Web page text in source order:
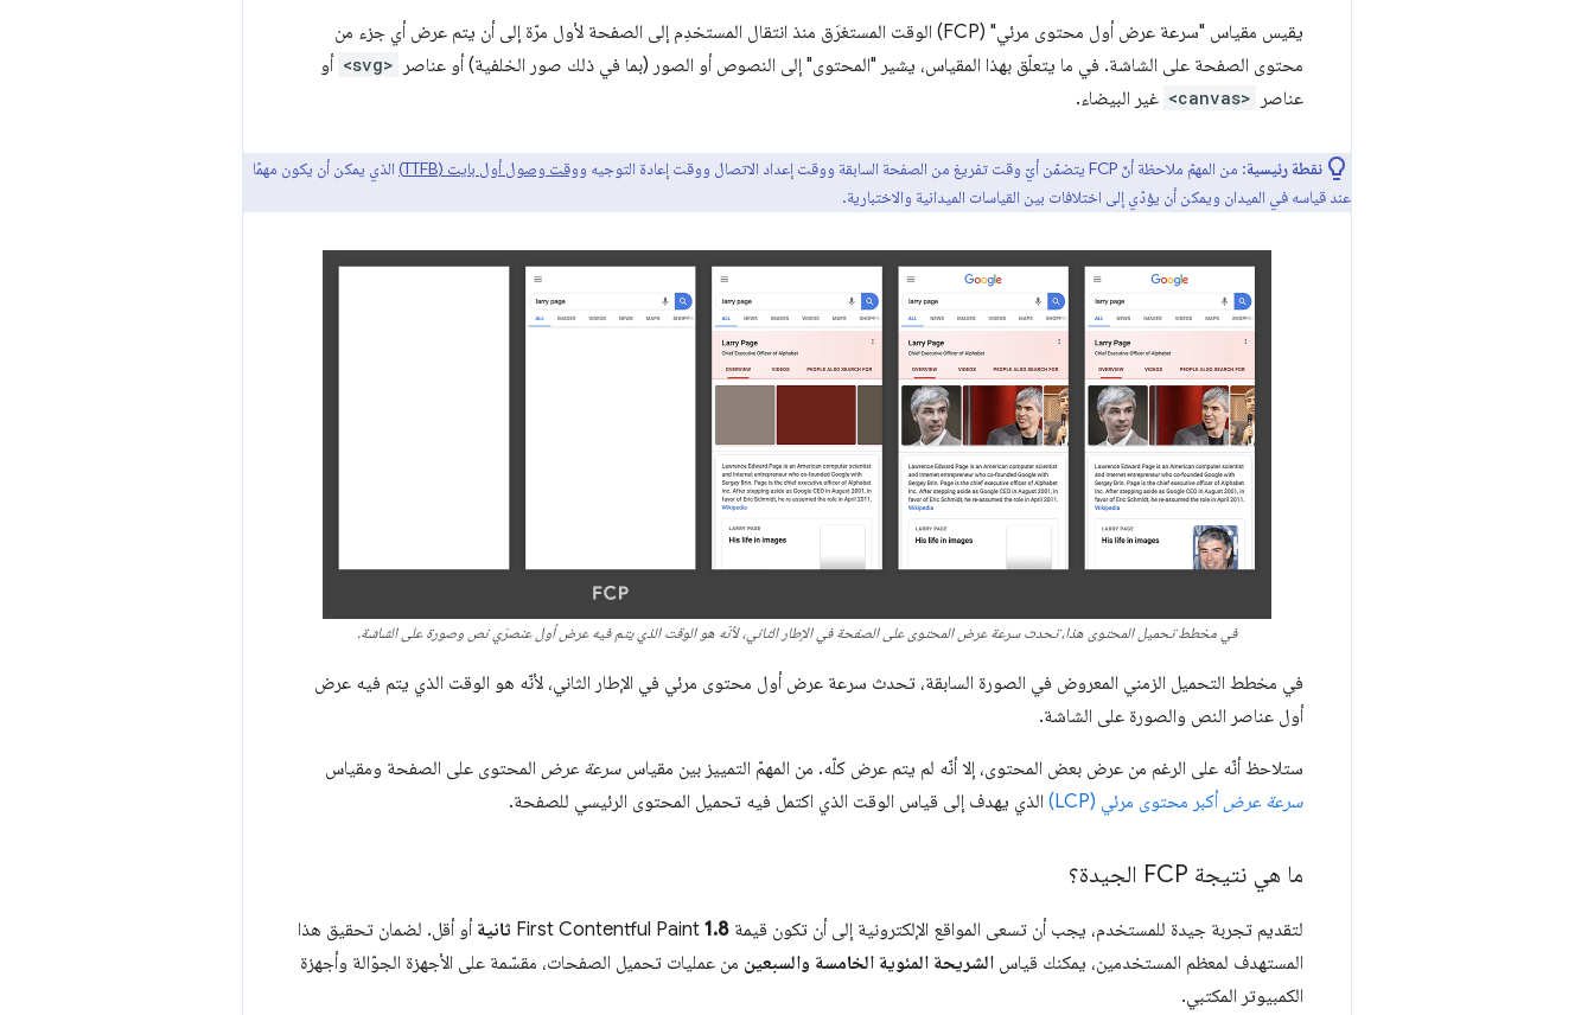
يقيس مقياس "سرعة عرض أول محتوى مرئي" (FCP) الوقت المستغرَق منذ انتقال المستخدِم إلى الصفحة لأول مرّة إلى أن يتم عرض أي جزء من
محتوى الصفحة على الشاشة. في ما يتعلّق بهذا المقياس، يشير "المحتوى" إلى النصوص أو الصور (بما في ذلك صور الخلفية) أو عناصر
<svg> أو
عناصر
<canvas> غير البيضاء.
نقطة رئيسية: من المهمّ ملاحظة أنّ FCP يتضمّن أيّ وقت تفريغ من الصفحة السابقة ووقت إعداد الاتصال ووقت إعادة التوجيه و وقت وصول أول بايت (TTFB)
الذي يمكن أن يكون مهمًا
عند قياسه في الميدان ويمكن أن يؤدّي إلى اختلافات بين القياسات الميدانية والاختبارية.
في مخطط تحميل المحتوى هذا، تحدث سرعة عرض المحتوى على الصفحة في الإطار الثاني، لأنّه هو الوقت الذي يتم فيه عرض أول عنصرَي نص وصورة على الشاشة.
في مخطط التحميل الزمني المعروض في الصورة السابقة، تحدث سرعة عرض أول محتوى مرئي في الإطار الثاني، لأنّه هو الوقت الذي يتم فيه عرض
أول عناصر النص والصورة على الشاشة.
ستلاحظ أنّه على الرغم من عرض بعض المحتوى، إلا أنّه لم يتم عرض كلّه. من المهمّ التمييز بين مقياس سرعة عرض المحتوى على الصفحة ومقياس
سرعة عرض أكبر محتوى مرئي (LCP) الذي يهدف إلى قياس الوقت الذي اكتمل فيه تحميل المحتوى الرئيسي للصفحة.
ما هي نتيجة FCP الجيدة؟
لتقديم تجربة جيدة للمستخدم، يجب أن تسعى المواقع الإلكترونية إلى أن تكون قيمة First Contentful Paint 1.8 ثانية
أو أقل. لضمان تحقيق هذا
المستهدف لمعظم المستخدمين، يمكنك قياس الشريحة المئوية الخامسة والسبعين من عمليات تحميل الصفحات، مقسّمة على الأجهزة الجوّالة وأجهزة
الكمبيوتر المكتبي.